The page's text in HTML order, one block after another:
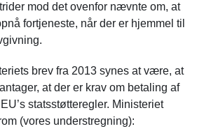
mod det ovenfor nævnte om, at
fortjeneste, når der er hjemmel til
brev fra 2013 synes at være, at
at der er krav om betaling af
statsstøtteregler. Ministeriet
(vores understregning):